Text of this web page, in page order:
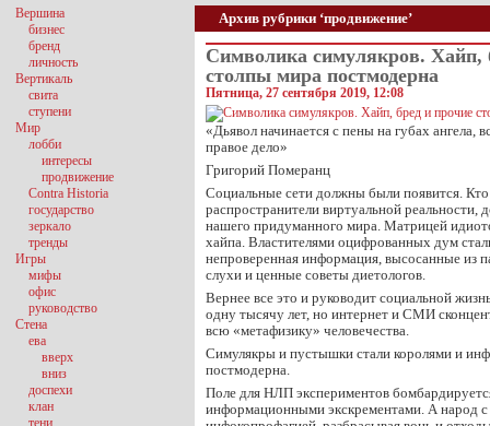
Архив рубрики ‘продвижение’
Символика симулякров. Хайп,
столпы мира постмодерна
Пятница, 27 сентября 2019, 12:08
«Дьявол начинается с пены на губах ангела,
правое дело»
Григорий Померанц
Социальные сети должны были появится. Кто
распространители виртуальной реальности,
нашего придуманного мира. Матрицей
хайпа. Властителями оцифрованных дум
непроверенная информация, высосанные из
слухи и ценные советы диетологов.
Вернее все это и руководит социальной
одну тысячу лет, но интернет и СМИ
всю «метафизику» человечества.
Симулякры и пустышки стали королями и
постмодерна.
Поле для НЛП экспериментов
информационными экскрементами. А народ с
Вершина
бизнес
бренд
личность
Вертикаль
свита
ступени
Мир
лобби
интересы
продвижение
Contra Historia
государство
зеркало
тренды
Игры
мифы
офис
руководство
Стена
ева
вверх
вниз
доспехи
клан
тени